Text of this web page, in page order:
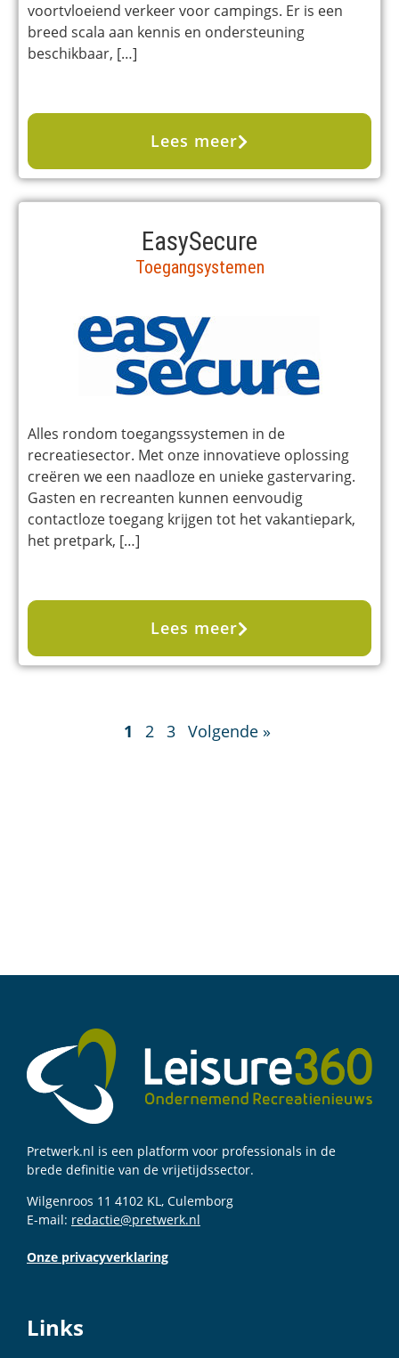
voortvloeiend verkeer voor campings. Er is een
breed scala aan kennis en ondersteuning
beschikbaar, […]
Lees meer
EasySecure
Toegangsystemen
Alles rondom toegangssystemen in de
recreatiesector. Met onze innovatieve oplossing
creëren we een naadloze en unieke gastervaring.
Gasten en recreanten kunnen eenvoudig
contactloze toegang krijgen tot het vakantiepark,
het pretpark, […]
Lees meer
1 2 3 Volgende »
Pretwerk.nl is een platform voor professionals in de
brede definitie van de vrijetijdssector.
Wilgenroos 11 4102 KL, Culemborg
E-mail: redactie@pretwerk.nl
Onze privacyverklaring
Links